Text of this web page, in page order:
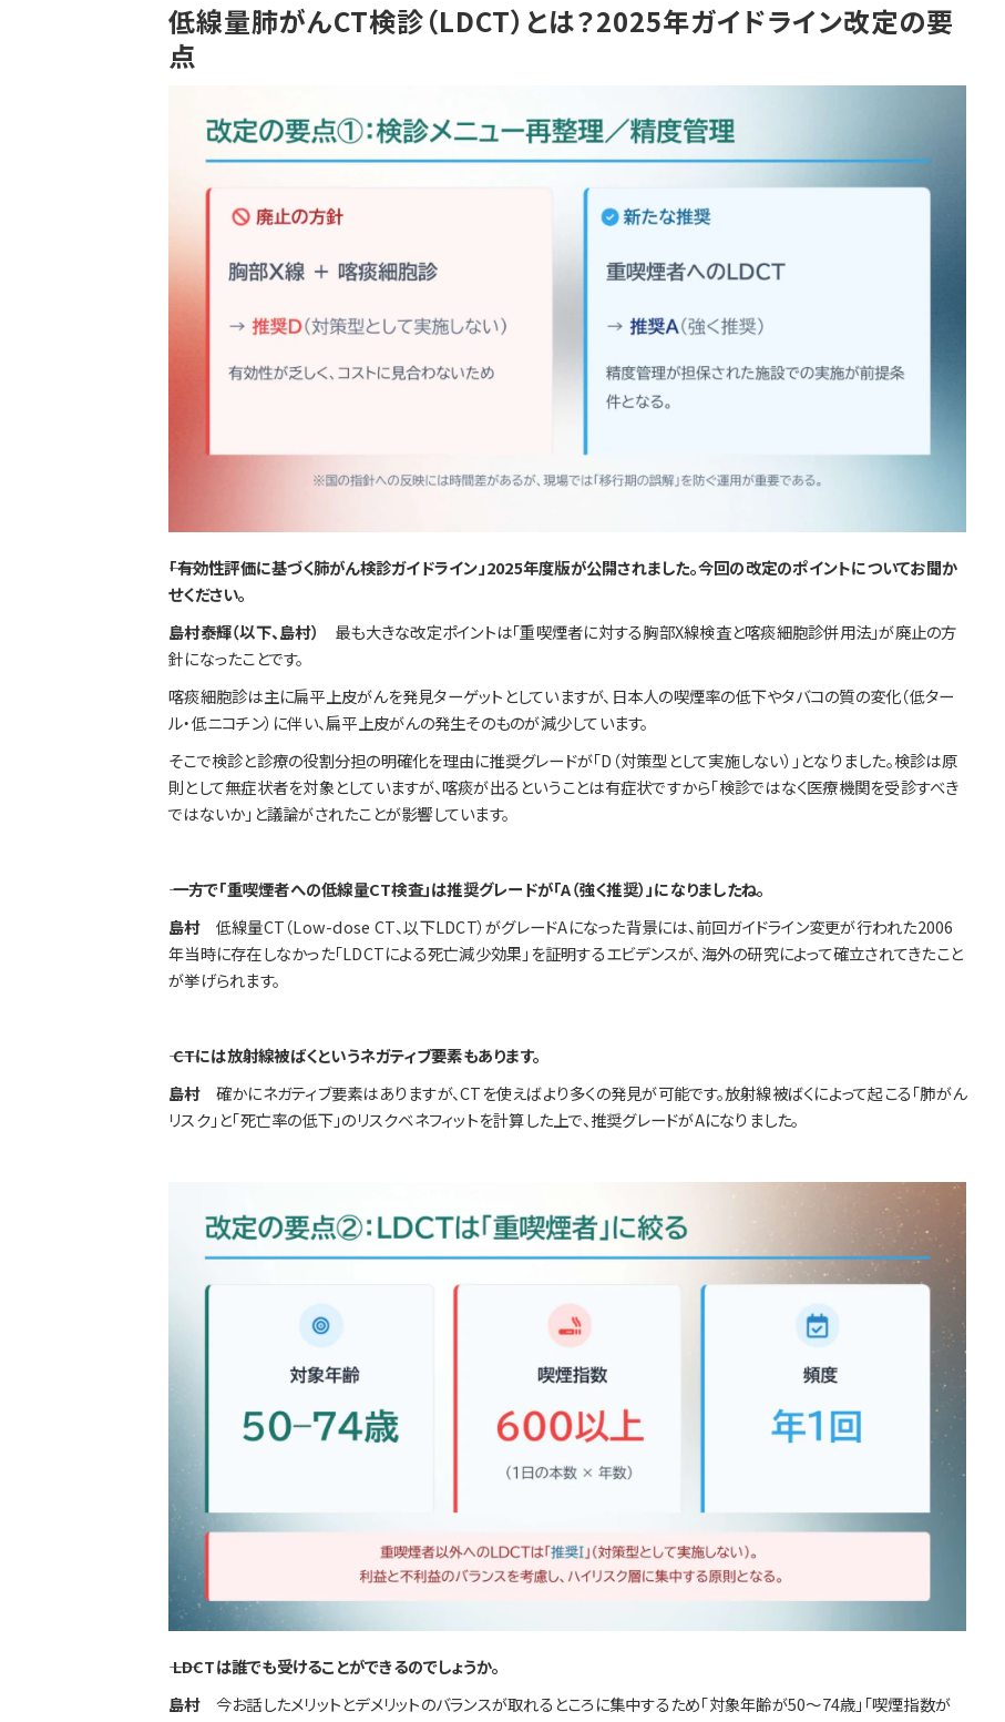
低線量肺がんCT検診（LDCT）とは？2025年ガイドライン改定の要
点
――「有効性評価に基づく肺がん検診ガイドライン」2025年度版が公開されました。今回の改定のポイントについてお聞か
せください。
島村泰輝（以下、島村） 最も大きな改定ポイントは「重喫煙者に対する胸部X線検査と喀痰細胞診併用法」が廃止の方
針になったことです。
喀痰細胞診は主に扁平上皮がんを発見ターゲットとしていますが、日本人の喫煙率の低下やタバコの質の変化（低ター
ル・低ニコチン）に伴い、扁平上皮がんの発生そのものが減少しています。
そこで検診と診療の役割分担の明確化を理由に推奨グレードが「D（対策型として実施しない）」となりました。検診は原
則として無症状者を対象としていますが、喀痰が出るということは有症状ですから「検診ではなく医療機関を受診すべき
ではないか」と議論がされたことが影響しています。
―― 一方で「重喫煙者への低線量CT検査」は推奨グレードが「A（強く推奨）」になりましたね。
島村 低線量CT（Low-dose CT、以下LDCT）がグレードAになった背景には、前回ガイドライン変更が行われた2006
年当時に存在しなかった「LDCTによる死亡減少効果」を証明するエビデンスが、海外の研究によって確立されてきたこと
が挙げられます。
―― CTには放射線被ばくというネガティブ要素もあります。
島村 確かにネガティブ要素はありますが、CTを使えばより多くの発見が可能です。放射線被ばくによって起こる「肺がん
リスク」と「死亡率の低下」のリスクベネフィットを計算した上で、推奨グレードがAになりました。
―― LDCTは誰でも受けることができるのでしょうか。
島村 今お話したメリットとデメリットのバランスが取れるところに集中するため「対象年齢が50～74歳」「喫煙指数が